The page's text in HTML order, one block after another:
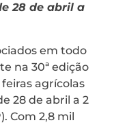
28 de abril a
em todo
na 30ª edição
agrícolas
28 de abril a 2
Com 2,8 mil